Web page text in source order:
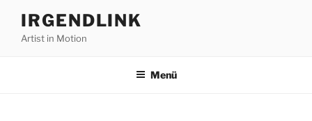
Inhalt
springen
IRGENDLINK
Artist in Motion
Menü